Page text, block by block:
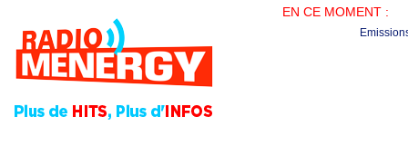
EN CE MOMENT :